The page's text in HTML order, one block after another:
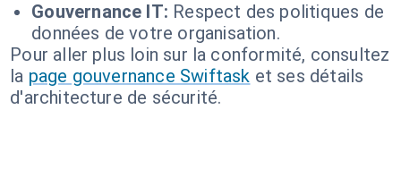
Gouvernance IT: Respect des politiques de
données de votre organisation.
Pour aller plus loin sur la conformité, consultez
la page gouvernance Swiftask et ses détails
d'architecture de sécurité.